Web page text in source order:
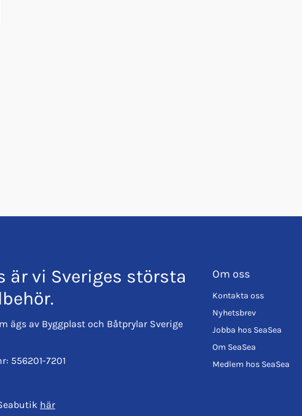
är vi Sveriges största
ägs av Byggplast och Båtprylar Sverige
556201-7201
här
Om oss
Kontakta oss
Nyhetsbrev
Jobba hos SeaSea
Om SeaSea
Medlem hos SeaSea